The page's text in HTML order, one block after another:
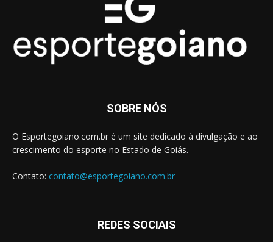
SOBRE NÓS
O Esportegoiano.com.br é um site dedicado à divulgação e ao
crescimento do esporte no Estado de Goiás.
Contato: contato@esportegoiano.com.br
REDES SOCIAIS